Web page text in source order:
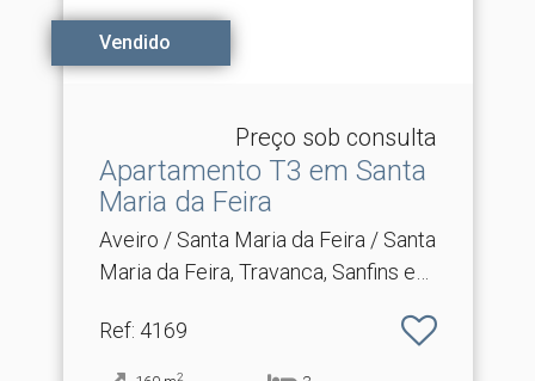
Vendido
Preço sob consulta
Apartamento T3 em Santa
Maria da Feira
Aveiro / Santa Maria da Feira / Santa
Maria da Feira, Travanca, Sanfins e
Ref: 4169
2